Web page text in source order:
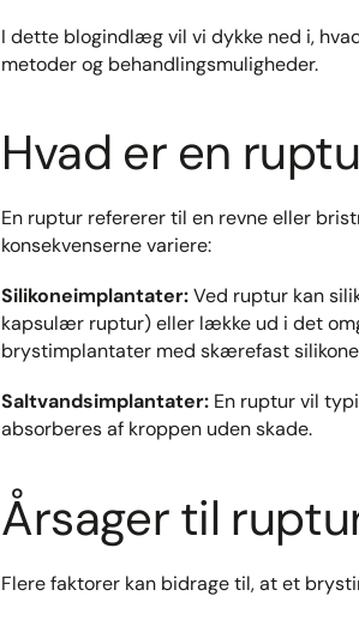
I dette blogindlæg vil vi dykke ned i,
metoder og behandlingsmuligheder.
Hvad er en
En ruptur refererer til en revne eller
konsekvenserne variere:​
Silikoneimplantater:Ved ruptur kan
kapsulær ruptur) eller lække ud i det
brystimplantater med skærefast
Saltvandsimplantater: En ruptur vil
absorberes af kroppen uden skade.
Årsager til
Flere faktorer kan bidrage til, at et